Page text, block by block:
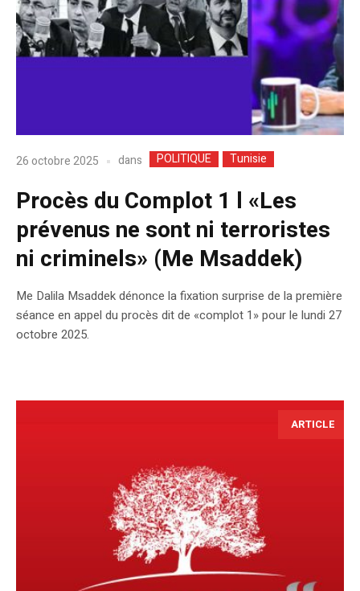
26 octobre 2025 dans POLITIQUE Tunisie
Procès du Complot 1 l «Les
prévenus ne sont ni terroristes
ni criminels» (Me Msaddek)
Me Dalila Msaddek dénonce la fixation surprise de la première
séance en appel du procès dit de «complot 1» pour le lundi 27
octobre 2025.
ARTICLE